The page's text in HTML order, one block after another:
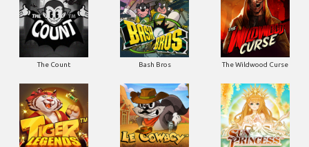
The Count Bash Bros The Wildwood Curse